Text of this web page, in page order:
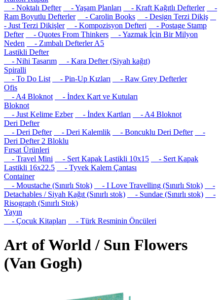
- Noktalı Defter
- Yaşam Planları - Kraft Kağıtlı Defterler
-
Ram Boyutlu Defterler
- Carolin Books
- Design Terzi Dikiş
- Just Terzi Dikişler
- Kompozisyon Defteri
- Postage Stamp
Defter
- Quotes From Thinkers
- Yazmak İçin Bir Milyon
Neden
- Zımbalı Defterler A5
Lastikli Defter
- Nihi Tasarım
- Kara Defter (Siyah kağıt)
Spiralli
- To Do List
- Pin-Up Kızları
- Raw Grey Defterler
Ofis
- A4 Bloknot
- İndex Kart ve Kutuları
Bloknot
- Just Kelime Ezber
- İndex Kartları
- A4 Bloknot
Deri Defter
- Deri Defter
- Deri Kalemlik - Boncuklu Deri Defter
-
Deri Defter 2 Bloklu
Fırsat Ürünleri
- Travel Mini
- Sert Kapak Lastikli 10x15
- Sert Kapak
Lastikli 16x22.5
- Tyvek Kalem Çantası
Container
- Moustache (Sınırlı Stok)
- I Love Travelling (Sınırlı Stok)
-
Detachables / Siyah Kağıt (Sınırlı stok)
- Sundae (Sınırlı stok)
-
Risograph (Sınırlı Stok)
Yayın
- Çocuk Kitapları
- Türk Resminin Öncüleri
Art of World / Sun Flowers
(Van Gogh)